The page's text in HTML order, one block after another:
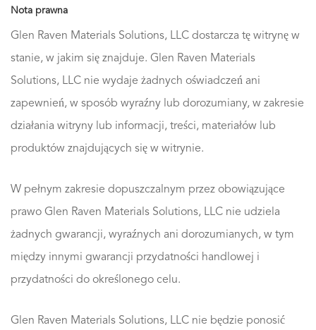
Nota prawna
Glen Raven Materials Solutions, LLC dostarcza tę witrynę w
stanie, w jakim się znajduje. Glen Raven Materials
Solutions, LLC nie wydaje żadnych oświadczeń ani
zapewnień, w sposób wyraźny lub dorozumiany, w zakresie
działania witryny lub informacji, treści, materiałów lub
produktów znajdujących się w witrynie.
W pełnym zakresie dopuszczalnym przez obowiązujące
prawo Glen Raven Materials Solutions, LLC nie udziela
żadnych gwarancji, wyraźnych ani dorozumianych, w tym
między innymi gwarancji przydatności handlowej i
przydatności do określonego celu.
Glen Raven Materials Solutions, LLC nie będzie ponosić